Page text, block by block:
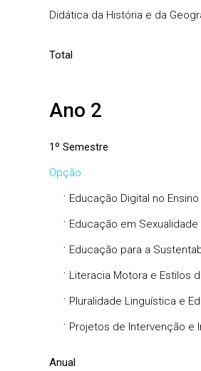
Didática da História e da
Total
Ano 2
1º Semestre
Opção
· Educação Digital no
· Educação em Sexualidade
· Educação para a
· Literacia Motora e Estilos
· Pluralidade Linguística e
· Projetos de Intervenção e
Anual